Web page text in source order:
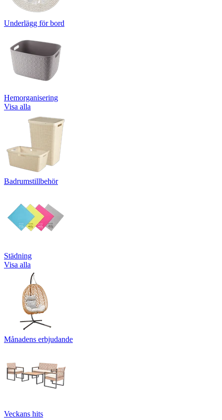
Underlägg för bord
Hemorganisering
Visa alla
Badrumstillbehör
Städning
Visa alla
Månadens erbjudande
Veckans hits